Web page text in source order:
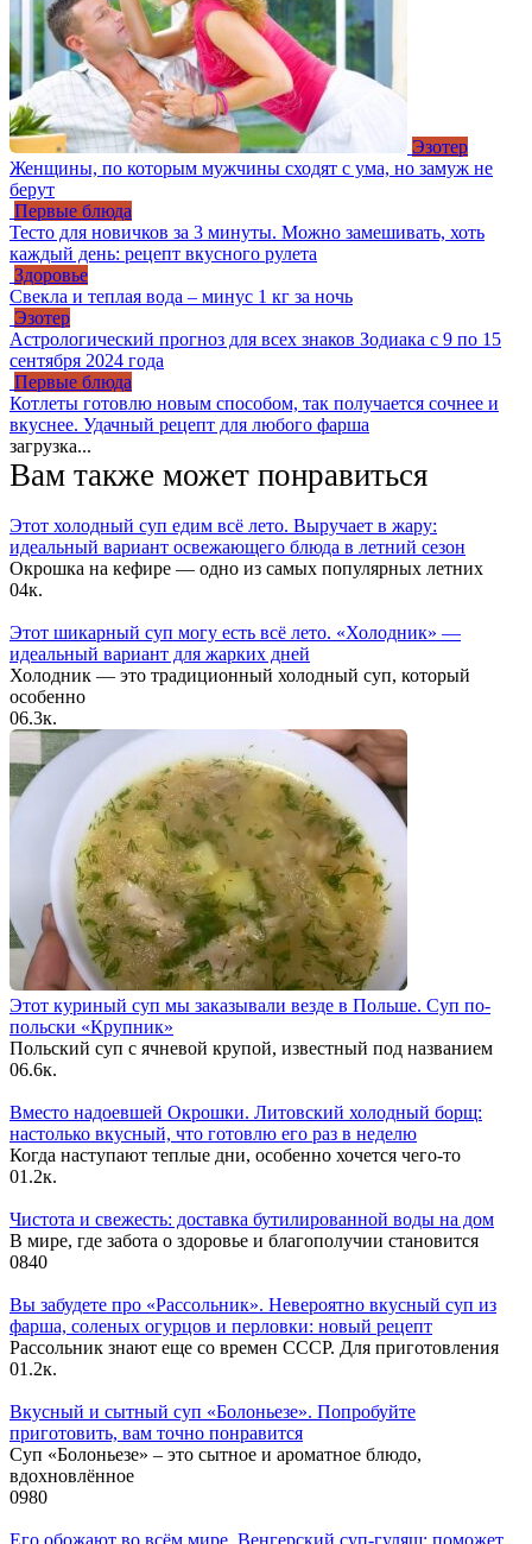
Эзотер
Женщины, по которым мужчины сходят с ума, но замуж не
берут
Первые блюда
Тесто для новичков за 3 минуты. Можно замешивать, хоть
каждый день: рецепт вкусного рулета
Здоровье
Свекла и теплая вода – минус 1 кг за ночь
Эзотер
Астрологический прогноз для всех знаков Зодиака с 9 по 15
сентября 2024 года
Первые блюда
Котлеты готовлю новым способом, так получается сочнее и
вкуснее. Удачный рецепт для любого фарша
загрузка...
Вам также может понравиться
Этот холодный суп едим всё лето. Выручает в жару:
идеальный вариант освежающего блюда в летний сезон
Окрошка на кефире — одно из самых популярных летних
04к.
Этот шикарный суп могу есть всё лето. «Холодник» —
идеальный вариант для жарких дней
Холодник — это традиционный холодный суп, который
особенно
06.3к.
Этот куриный суп мы заказывали везде в Польше. Суп по-
польски «Крупник»
Польский суп с ячневой крупой, известный под названием
06.6к.
Вместо надоевшей Окрошки. Литовский холодный борщ:
настолько вкусный, что готовлю его раз в неделю
Когда наступают теплые дни, особенно хочется чего-то
01.2к.
Чистота и свежесть: доставка бутилированной воды на дом
В мире, где забота о здоровье и благополучии становится
0840
Вы забудете про «Рассольник». Невероятно вкусный суп из
фарша, соленых огурцов и перловки: новый рецепт
Рассольник знают еще со времен СССР. Для приготовления
01.2к.
Вкусный и сытный cуп «Болоньезе». Попробуйте
приготовить, вам точно понравится
Суп «Болоньезе» – это сытное и ароматное блюдо,
вдохновлённое
0980